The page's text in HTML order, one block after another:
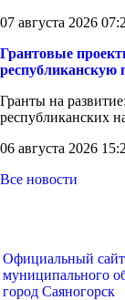
07 августа 2026
Грантовые
республиканскую
Гранты на
республиканских
06 августа 2026
Все новости
Официальный сайт
муниципального
город Саяногорск